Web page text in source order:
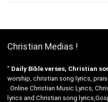
Christian Medias !
” Daily Bible verses, Christian
worship, christian song lyrics,
. Online Christian Music Lyrics,
lyrics and Christian song